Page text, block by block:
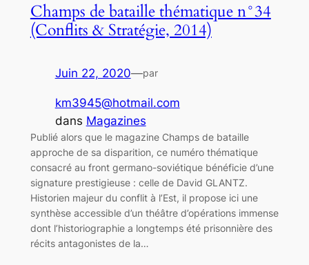
Champs de bataille thématique n°34
(Conflits & Stratégie, 2014)
Juin 22, 2020—par
km3945@hotmail.com
dans Magazines
Publié alors que le magazine Champs de bataille
approche de sa disparition, ce numéro thématique
consacré au front germano-soviétique bénéficie d’une
signature prestigieuse : celle de David GLANTZ.
Historien majeur du conflit à l’Est, il propose ici une
synthèse accessible d’un théâtre d’opérations immense
dont l’historiographie a longtemps été prisonnière des
récits antagonistes de la…